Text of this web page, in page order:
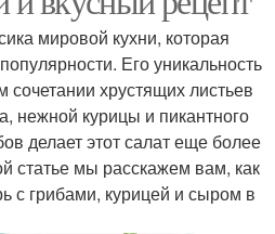
мировой кухни, которая
Его уникальность
сочетании хрустящих листьев
нежной курицы и пикантного
делает этот салат еще более
статье мы расскажем вам, как
с грибами, курицей и сыром в